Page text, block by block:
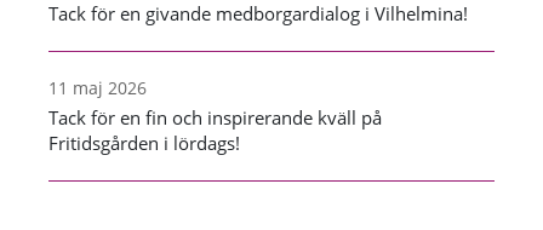
Tack för en givande medborgardialog i Vilhelmina!
11 maj 2026
Tack för en fin och inspirerande kväll på
Fritidsgården i lördags!